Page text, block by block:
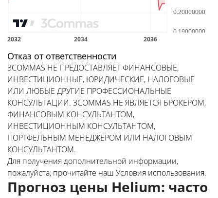
Отказ от ответственности
3COMMAS НЕ ПРЕДОСТАВЛЯЕТ ФИНАНСОВЫЕ,
ИНВЕСТИЦИОННЫЕ, ЮРИДИЧЕСКИЕ, НАЛОГОВЫЕ
ИЛИ ЛЮБЫЕ ДРУГИЕ ПРОФЕССИОНАЛЬНЫЕ
КОНСУЛЬТАЦИИ. 3COMMAS НЕ ЯВЛЯЕТСЯ БРОКЕРОМ,
ФИНАНСОВЫМ КОНСУЛЬТАНТОМ,
ИНВЕСТИЦИОННЫМ КОНСУЛЬТАНТОМ,
ПОРТФЕЛЬНЫМ МЕНЕДЖЕРОМ ИЛИ НАЛОГОВЫМ
КОНСУЛЬТАНТОМ.
Для получения дополнительной информации,
пожалуйста, прочитайте наш Условия использования.
Прогноз цены Helium: часто